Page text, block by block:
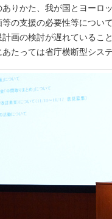
りかた、我が国とヨーロ
の支援の必要性等につい
画の検討が遅れているこ
たっては省庁横断型シス